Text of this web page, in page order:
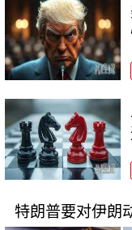
特朗普要对伊朗